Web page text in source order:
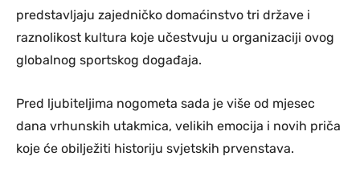
predstavljaju zajedničko domaćinstvo tri države i
raznolikost kultura koje učestvuju u organizaciji ovog
globalnog sportskog događaja.
Pred ljubiteljima nogometa sada je više od mjesec
dana vrhunskih utakmica, velikih emocija i novih priča
koje će obilježiti historiju svjetskih prvenstava.